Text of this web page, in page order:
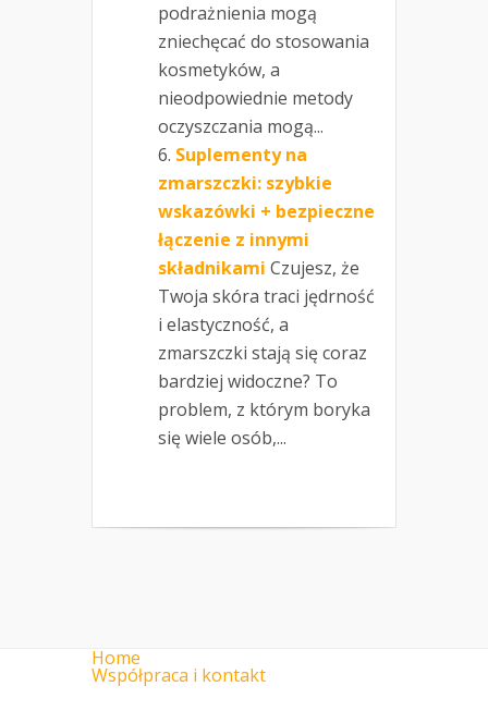
podrażnienia mogą
zniechęcać do stosowania
kosmetyków, a
nieodpowiednie metody
oczyszczania mogą...
Suplementy na
zmarszczki: szybkie
wskazówki + bezpieczne
łączenie z innymi
składnikami Czujesz, że
Twoja skóra traci jędrność
i elastyczność, a
zmarszczki stają się coraz
bardziej widoczne? To
problem, z którym boryka
się wiele osób,...
Home
Współpraca i kontakt